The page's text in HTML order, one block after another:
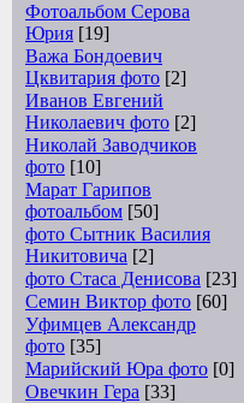
Фотоальбом Серова
Юрия [19]
Важа Бондоевич
Цквитария фото [2]
Иванов Евгений
Николаевич фото [2]
Николай Заводчиков
фото [10]
Марат Гарипов
фотоальбом [50]
фото Сытник Василия
Никитовича [2]
фото Стаса Денисова [23]
Семин Виктор фото [60]
Уфимцев Александр
фото [35]
Марийский Юра фото [0]
Овечкин Гера [33]